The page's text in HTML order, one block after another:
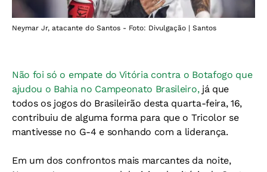
Neymar Jr, atacante do Santos - Foto: Divulgação | Santos
Não foi só o empate do Vitória contra o Botafogo que
ajudou o Bahia no Campeonato Brasileiro, já que
todos os jogos do Brasileirão desta quarta-feira, 16,
contribuiu de alguma forma para que o Tricolor se
mantivesse no G-4 e sonhando com a liderança.
Em um dos confrontos mais marcantes da noite,